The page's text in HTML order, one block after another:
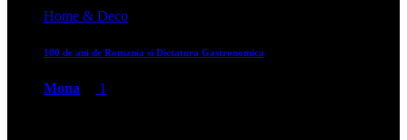
Home & Deco
100 de ani de Romania si Dictatura Gastronomica
Mona 1